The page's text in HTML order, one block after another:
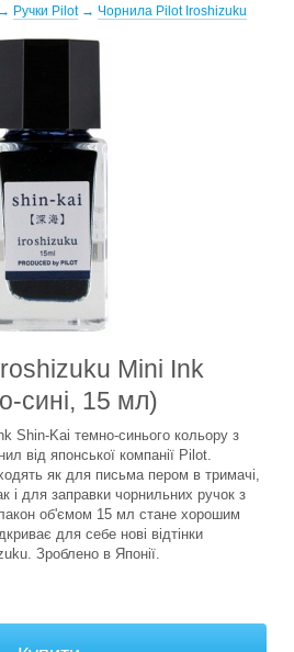
→ Ручки Pilot → Чорнила Pilot Iroshizuku
Mini Ink
сині, 15 мл)
Shin-Kai темно-синього кольору з
від японської компанії Pilot.
як для письма пером в тримачі,
і для заправки чорнильних ручок з
об'ємом 15 мл стане хорошим
для себе нові відтінки
Зроблено в Японії.